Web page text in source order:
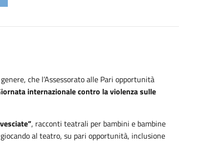
che l’Assessorato alle Pari opportunità
internazionale contro la violenza sulle
, racconti teatrali per bambini e bambine
al teatro, su pari opportunità, inclusione